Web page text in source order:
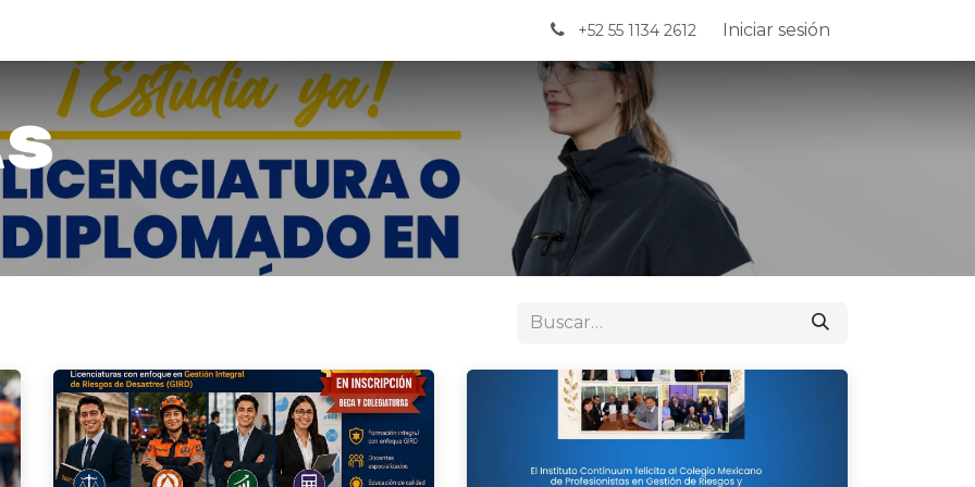
+52 55 1134 2612 Iniciar sesión